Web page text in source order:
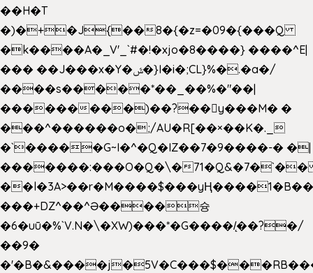
��H�T
�)�+�J{��8�{�z=�09�{���Q
�k����A�_V'_`#�!�xjo�8����} ����^E|
��� ��J���x�Y�ݜ�}I�i�;CL}%�.�a�/
����s�����*��_��%�"��|
���������)��?��򥞾y���M� �
���^������o�;/AU�R[��×��K�._
�`�����G~I�^�Q�IZ��7�9����-� �|
�������:���O�Q�\�
���+DZ^��^Ə����슝
�6�uū�%`V.N�\�XW)���*�G����/̨��?�/
��9�